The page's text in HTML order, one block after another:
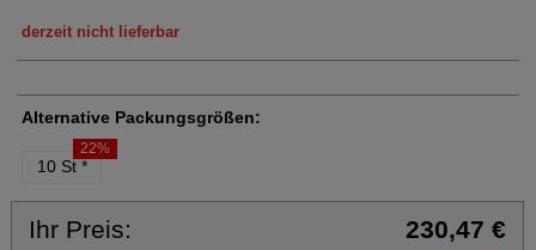
derzeit nicht lieferbar
Alternative Packungsgrößen:
10 St *
22%
Ihr Preis: 230,47 €